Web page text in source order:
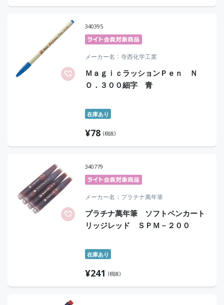
340395
メーカー名 寺西化学工業
ＭａｇｉｃラッションＰｅｎ Ｎ
Ｏ．３００細字 青
在庫あり
¥78 (税抜)
340779
メーカー名 プラチナ萬年筆
プラチナ萬年筆 ソフトペンカート
リッジレッド ＳＰＭ－２００
在庫あり
¥241 (税抜)